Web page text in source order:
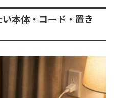
本体・コード・置き